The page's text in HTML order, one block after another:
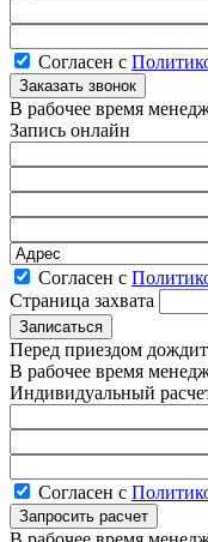
Согласен с
В рабочее время
Запись онлайн
Согласен с
Страница захвата
Перед приездом
В рабочее время
Индивидуальный
Согласен с